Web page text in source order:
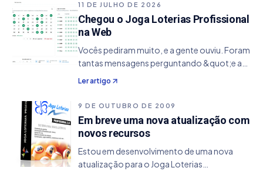
11 DE JULHO DE 2026
Chegou o Joga Loterias Profissional
na Web
Vocês pediram muito, e a gente ouviu. Foram
tantas mensagens perguntando &quot;e a
versão que roda em qualquer lugar?&quot;
que não deu mais pra adiar. É com muito
orgulho que a DEVSLIM anuncia: o Joga
Loterias…
Ler artigo
9 DE OUTUBRO DE 2009
Em breve uma nova atualização com
novos recursos
Estou em desenvolvimento de uma nova
atualização para o Joga Loterias